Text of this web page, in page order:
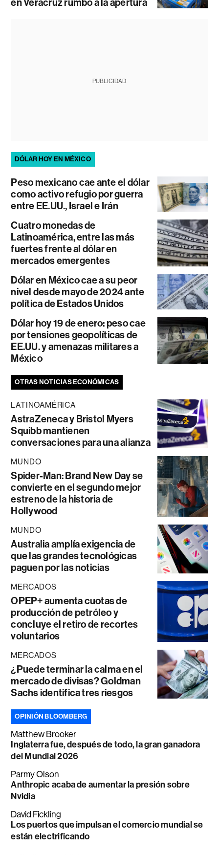
en Veracruz rumbo a la apertura
PUBLICIDAD
DÓLAR HOY EN MÉXICO
Peso mexicano cae ante el dólar
como activo refugio por guerra
entre EE.UU., Israel e Irán
Cuatro monedas de
Latinoamérica, entre las más
fuertes frente al dólar en
mercados emergentes
Dólar en México cae a su peor
nivel desde mayo de 2024 ante
política de Estados Unidos
Dólar hoy 19 de enero: peso cae
por tensiones geopolíticas de
EE.UU. y amenazas militares a
México
OTRAS NOTICIAS ECONÓMICAS
LATINOAMÉRICA
AstraZeneca y Bristol Myers
Squibb mantienen
conversaciones para una alianza
MUNDO
Spider-Man: Brand New Day se
convierte en el segundo mejor
estreno de la historia de
Hollywood
MUNDO
Australia amplía exigencia de
que las grandes tecnológicas
paguen por las noticias
MERCADOS
OPEP+ aumenta cuotas de
producción de petróleo y
concluye el retiro de recortes
voluntarios
MERCADOS
¿Puede terminar la calma en el
mercado de divisas? Goldman
Sachs identifica tres riesgos
OPINIÓN BLOOMBERG
Matthew Brooker
Inglaterra fue, después de todo, la gran ganadora
del Mundial 2026
Parmy Olson
Anthropic acaba de aumentar la presión sobre
Nvidia
David Fickling
Los puertos que impulsan el comercio mundial se
están electrificando